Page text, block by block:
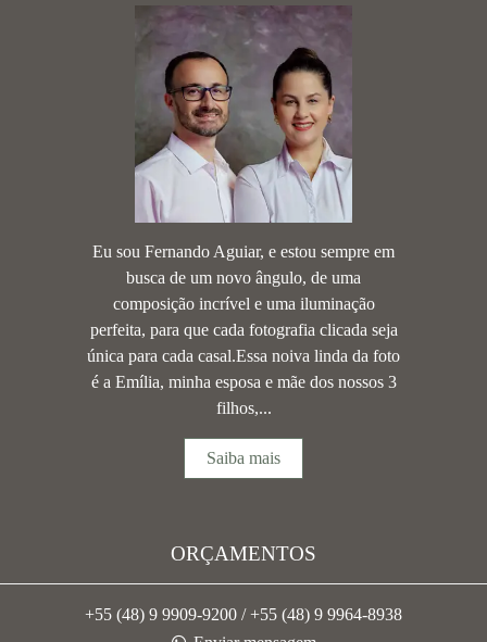
Eu sou Fernando Aguiar, e estou sempre em
busca de um novo ângulo, de uma
composição incrível e uma iluminação
perfeita, para que cada fotografia clicada seja
única para cada casal.Essa noiva linda da foto
é a Emília, minha esposa e mãe dos nossos 3
filhos,...
Saiba mais
ORÇAMENTOS
+55 (48) 9 9909-9200 / +55 (48) 9 9964-8938